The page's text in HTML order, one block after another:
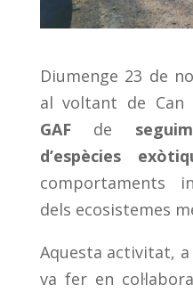
Diumenge 23 de
al voltant de Can
GAFde
d’espècies
comportaments
dels ecosistemes
Aquesta activitat, a
va fer en